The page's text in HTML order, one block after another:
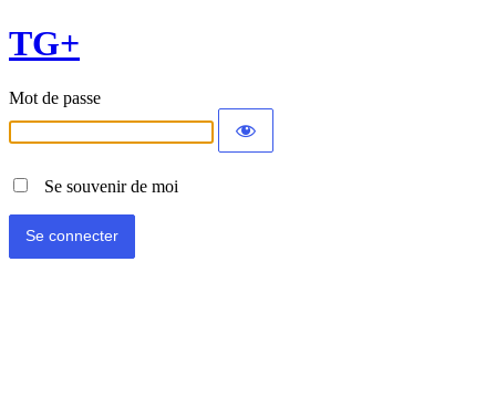
TG+
Mot de passe
Se souvenir de moi